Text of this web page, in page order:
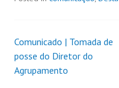
Comunicado | Tomada de
posse do Diretor do
Agrupamento